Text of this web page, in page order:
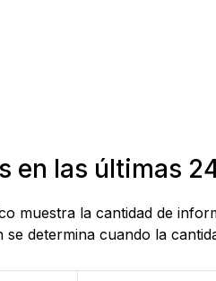
en las últimas
muestra la cantidad de
determina cuando la